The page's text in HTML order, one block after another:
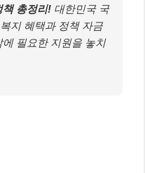
책 총정리! 대한민국 국
지 혜택과 정책 자금
필요한 지원을 놓치